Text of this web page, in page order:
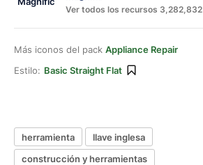
Ver todos los recursos 3,282,832
Más iconos del pack Appliance Repair
Estilo: Basic Straight Flat
herramienta
llave inglesa
construcción y herramientas